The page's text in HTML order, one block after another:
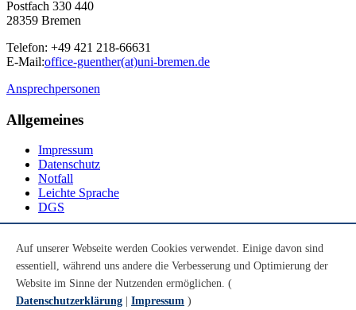
Postfach 330 440
28359 Bremen
Telefon: +49 421 218-66631
E-Mail:office-guenther(at)uni-bremen.de
Ansprechpersonen
Allgemeines
Impressum
Datenschutz
Notfall
Leichte Sprache
DGS
Youtube
Instagram
LinkedIn
Auf unserer Webseite werden Cookies verwendet. Einige davon sind
essentiell, während uns andere die Verbesserung und Optimierung der
Website im Sinne der Nutzenden ermöglichen. (
Datenschutzerklärung
Impressum )